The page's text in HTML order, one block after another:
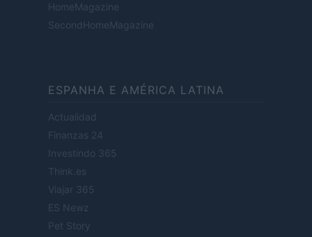
HomeMagazine
SecondHomeMagazine
ESPANHA E AMÉRICA LATINA
Actualidad
Finanzas 24
Investindo 365
Think.es
Viajar 365
ES Newz
Pet Story